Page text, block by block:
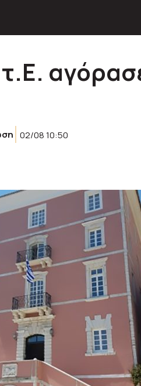
02/08 10:50